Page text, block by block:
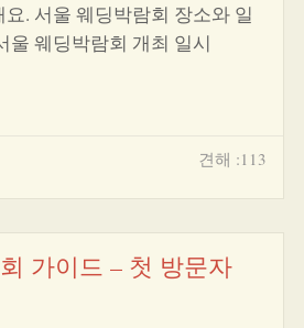
. 서울 웨딩박람회 장소와 일
울 웨딩박람회 개최 일시
견해 :113
가이드 – 첫 방문자